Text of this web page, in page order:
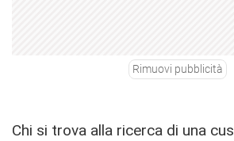
Rimuovi pubblicità
Chi si trova alla ricerca di una